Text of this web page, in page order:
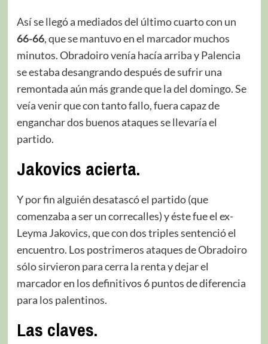
Así se llegó a mediados del último cuarto con un
66-66, que se mantuvo en el marcador muchos
minutos. Obradoiro venía hacía arriba y Palencia
se estaba desangrando después de sufrir una
remontada aún más grande que la del domingo. Se
veía venir que con tanto fallo, fuera capaz de
enganchar dos buenos ataques se llevaría el
partido.
Jakovics acierta.
Y por fin alguién desatascó el partido (que
comenzaba a ser un correcalles) y éste fue el ex-
Leyma Jakovics, que con dos triples sentenció el
encuentro. Los postrimeros ataques de Obradoiro
sólo sirvieron para cerra la renta y dejar el
marcador en los definitivos 6 puntos de diferencia
para los palentinos.
Las claves.